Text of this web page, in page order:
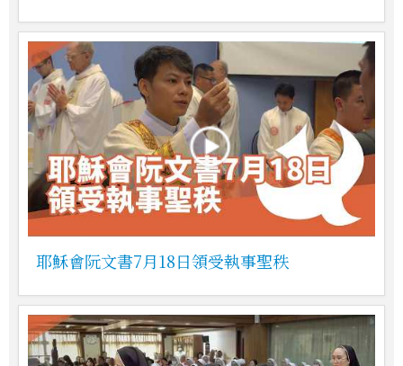
耶穌會阮文書7月18日領受執事聖秩